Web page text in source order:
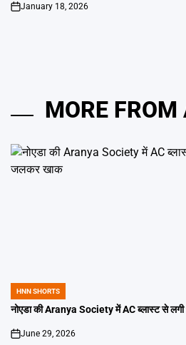
on
January 18, 2026
MORE FROM
POSTED
IN
HNN SHORTS
नोएडा की Aranya Society में AC ब्लास्ट से
on
June 29, 2026